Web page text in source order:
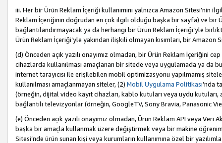
iii. Her bir Ürün Reklam İçeriği kullanımını yalnızca Amazon
Reklam İçeriğinin doğrudan en çok ilgili olduğu başka bir sayfa) ve bir
bağlantılandırmayacak ya da herhangi bir Ürün Reklam İçeriği’yle
Ürün Reklam İçeriği’yle yakından ilişkili olmayan kısımları, bir Amazon
(d) Önceden açık yazılı onayımız olmadan, bir Ürün Reklam İçeriğini
cihazlarda kullanılması amaçlanan bir sitede veya uygulamada ya da
internet tarayıcısı ile erişilebilen mobil optimizasyonu yapılmamış
kullanılması amaçlanmayan siteler, (2) Mobil Uygulama Politikası’nda
(örneğin, dijital video kayıt cihazları, kablo kutuları veya uydu kutuları,
bağlantılı televizyonlar (örneğin, GoogleTV, Sony Bravia, Panasonic
(e) Önceden açık yazılı onayımız olmadan, Ürün Reklam API veya
başka bir amaçla kullanmak üzere değiştirmek veya bir makine
Sitesi’nde ürün sunan kişi veya kurumların kullanımına özel bir